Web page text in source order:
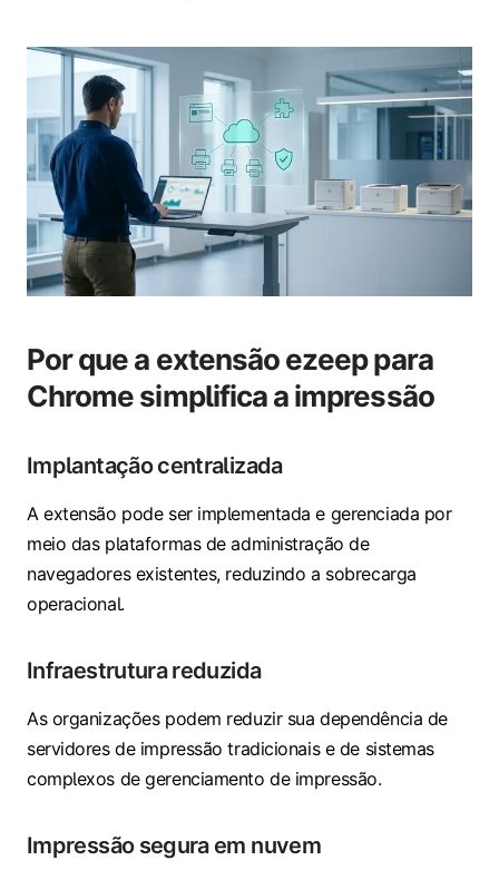
Por que a extensão ezeep para
Chrome simplifica a impressão
Implantação centralizada
A extensão pode ser implementada e gerenciada por
meio das plataformas de administração de
navegadores existentes, reduzindo a sobrecarga
operacional.
Infraestrutura reduzida
As organizações podem reduzir sua dependência de
servidores de impressão tradicionais e de sistemas
complexos de gerenciamento de impressão.
Impressão segura em nuvem